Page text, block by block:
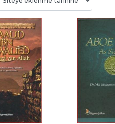
Kalbi İyi Olanın
Zordur